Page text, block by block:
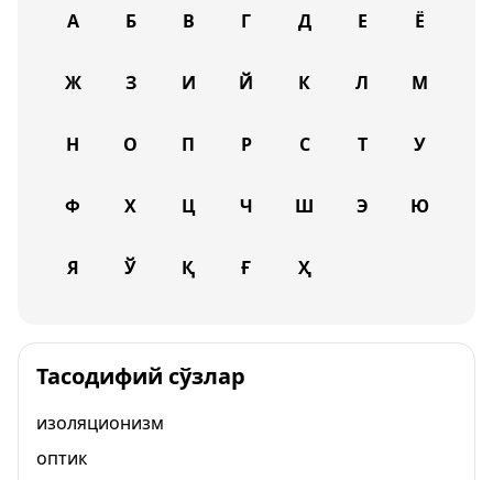
А Б В Г Д Е Ё
Ж З И Й К Л М
Н О П Р С Т У
Ф Х Ц Ч Ш Э Ю
Я Ў Қ Ғ Ҳ
Тасодифий сўзлар
изоляционизм
оптик